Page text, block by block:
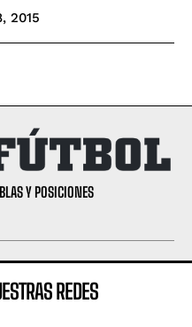
2015
Y POSICIONES
REDES